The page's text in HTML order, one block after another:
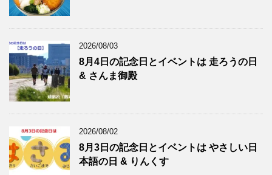
2026/08/03
8月4日の記念日とイベントは 走ろうの日
& さんま御殿
2026/08/02
8月3日の記念日とイベントは やさしい日
本語の日 & りんくす